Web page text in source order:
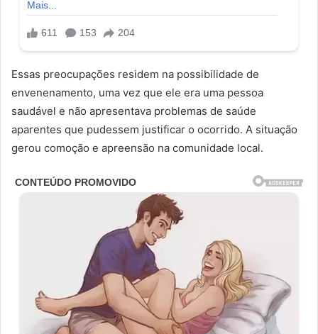
Essas preocupações residem na possibilidade de
envenenamento, uma vez que ele era uma pessoa
saudável e não apresentava problemas de saúde
aparentes que pudessem justificar o ocorrido. A situação
gerou comoção e apreensão na comunidade local.